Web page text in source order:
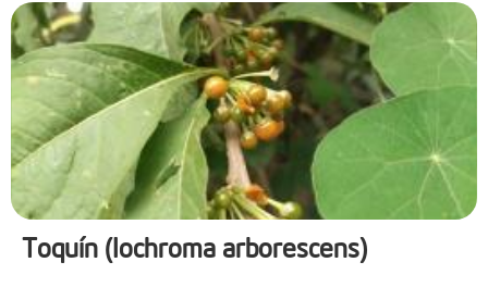
Toquín (Iochroma arborescens)